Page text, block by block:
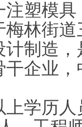
塑模具
梅林街
计制造
干企业
学历